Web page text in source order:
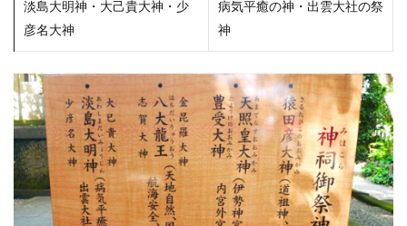
淡島大明神・大己貴大神・少
彦名大神
病気平癒の神・出雲大社の祭
神